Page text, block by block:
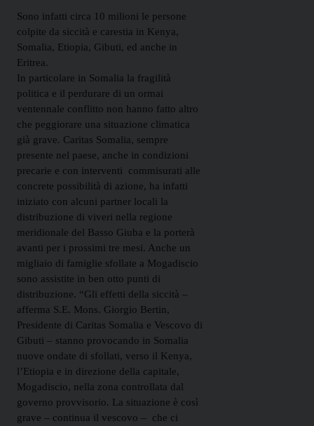
Sono infatti circa 10 milioni le persone
colpite da siccità e carestia in Kenya,
Somalia, Etiopia, Gibuti, ed anche in
Eritrea.
In particolare in Somalia la fragilità
politica e il perdurare di un ormai
ventennale conflitto non hanno fatto altro
che peggiorare una situazione climatica
già grave. Caritas Somalia, sempre
presente nel paese, anche in condizioni
precarie e con interventi commisurati alle
concrete possibilità di azione, ha infatti
iniziato con alcuni partner locali la
distribuzione di viveri nella regione
meridionale del Basso Giuba e la porterà
avanti per i prossimi tre mesi. Anche un
migliaio di famiglie sfollate a Mogadiscio
sono assistite in ben otto punti di
distribuzione. “Gli effetti della siccità –
afferma S.E. Mons. Giorgio Bertin,
Presidente di Caritas Somalia e Vescovo di
Gibuti – stanno provocando in Somalia
nuove ondate di sfollati, verso il Kenya,
l’Etiopia e in direzione della capitale,
Mogadiscio, nella zona controllata dal
governo provvisorio. La situazione è così
grave – continua il vescovo – che ci